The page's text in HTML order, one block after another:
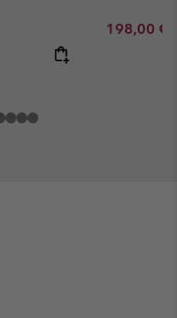
Sale price:
198,00 €